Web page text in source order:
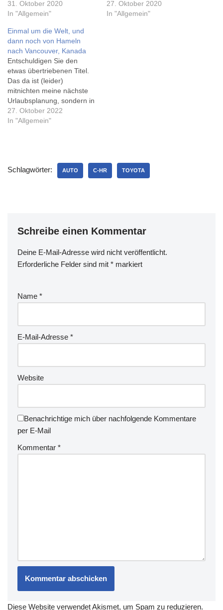
diesmal in einem dunklen
Grauton. Es ist ein
Neben den kleineren
Design-Veränderungen ist
das Auto leiser, der Motor
ruhiger, die Sitze besser
und mit Carplay
ausgestattet.…
31. Oktober 2020
In "Allgemein"
schweren Unfall, aber
vorher einen Toyota C-HR
27. Oktober 2020
In "Allgemein"
Einmal um die Welt, und
dann noch von Hameln
nach Vancouver, Kanada
Entschuldigen Sie den
etwas übertriebenen Titel.
Das da ist (leider)
mitnichten meine nächste
Urlaubsplanung, sondern in
etwa die Strecke, die ich in
genau 2 Jahren mit meinem
Bilder nicht mehr, sehe ich
gerade. 50241 Kilometer,
27. Oktober 2022
In "Allgemein"
Schlagwörter: AUTO C-HR TOYOTA
Schreibe einen Kommentar
Deine E-Mail-Adresse wird nicht veröffentlicht.
Erforderliche Felder sind mit * markiert
Name *
E-Mail-Adresse *
Website
Benachrichtige mich über nachfolgende Kommentare
per E-Mail
Kommentar *
Diese Website verwendet Akismet, um Spam zu reduzieren.